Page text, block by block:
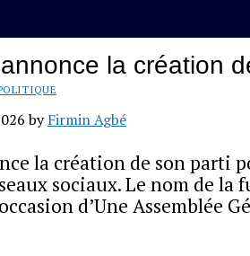
la création
byFirmin Agbé
la création de son parti
sociaux. Le nom de
d’Une Assemblée